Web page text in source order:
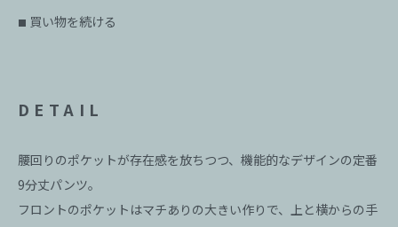
■ 買い物を続ける
DETAIL
腰回りのポケットが存在感を放ちつつ、機能的なデザインの定番
9分丈パンツ。
フロントのポケットはマチありの大きい作りで、上と横からの手